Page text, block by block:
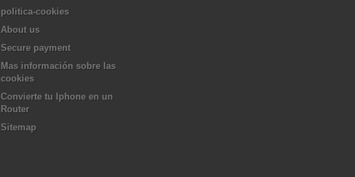
politica-cookies
About us
Secure payment
Mas información sobre las
cookies
Convierte tu Iphone en un
Router
Sitemap